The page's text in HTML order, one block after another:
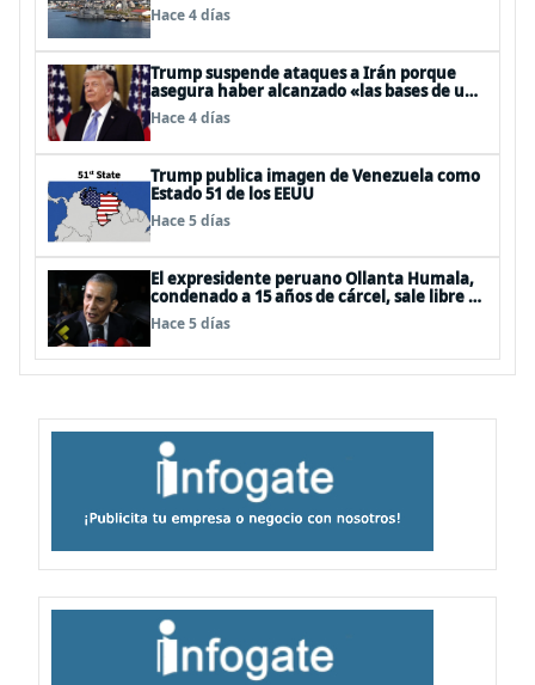
Hace 4 días
Trump suspende ataques a Irán porque
asegura haber alcanzado «las bases de un
acuerdo»
Hace 4 días
Trump publica imagen de Venezuela como
Estado 51 de los EEUU
Hace 5 días
El expresidente peruano Ollanta Humala,
condenado a 15 años de cárcel, sale libre al
anularse su caso
Hace 5 días